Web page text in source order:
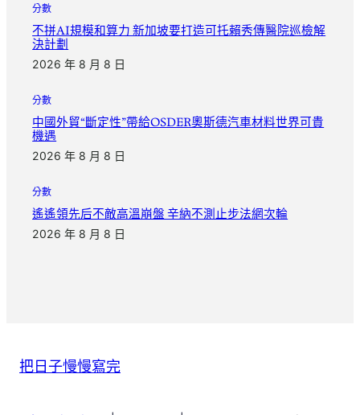
分數
不拼AI規模和算力 新加坡要打造可托賴秀傳醫院巡檢解
決計劃
2026 年 8 月 8 日
分數
中國外貿“斷定性”帶給OSDER奧斯德汽車材料世界可貴
機遇
2026 年 8 月 8 日
分數
遙遙領先后不敵高溫崩盤 辛納不測止步法網次輪
2026 年 8 月 8 日
把日子慢慢寫完